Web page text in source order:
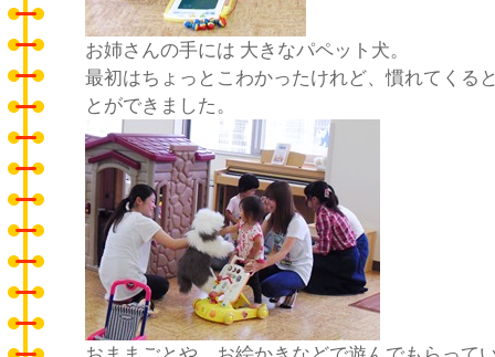
お姉さんの手には 大きなパペット犬。
最初はちょっとこわかったけれど、慣れてくる
とができました。